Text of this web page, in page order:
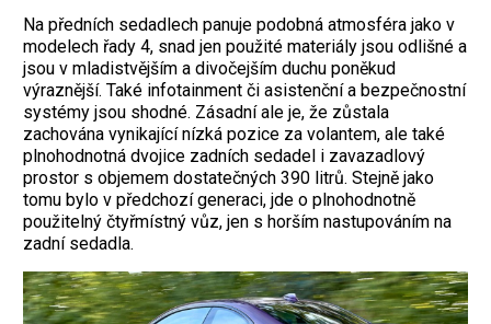
Na předních sedadlech panuje podobná atmosféra jako v
modelech řady 4, snad jen použité materiály jsou odlišné a
jsou v mladistvějším a divočejším duchu poněkud
výraznější. Také infotainment či asistenční a bezpečnostní
systémy jsou shodné. Zásadní ale je, že zůstala
zachována vynikající nízká pozice za volantem, ale také
plnohodnotná dvojice zadních sedadel i zavazadlový
prostor s objemem dostatečných 390 litrů. Stejně jako
tomu bylo v předchozí generaci, jde o plnohodnotně
použitelný čtyřmístný vůz, jen s horším nastupováním na
zadní sedadla.